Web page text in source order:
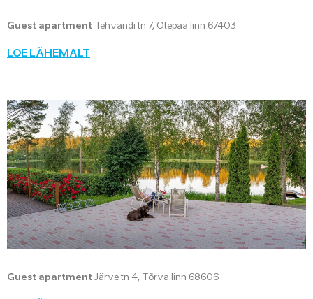
Guest apartment Tehvandi tn 7, Otepää linn 67403
LOE LÄHEMALT
Guest apartment Järve tn 4, Tõrva linn 68606